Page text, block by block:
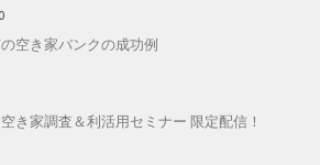
空き家バンクの成功例
空き家調査＆利活用セミナー 限定配信！